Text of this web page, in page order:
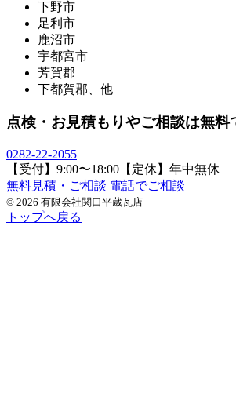
下野市
足利市
鹿沼市
宇都宮市
芳賀郡
下都賀郡、他
点検・お見積もりやご相談は無料
0282-22-2055
【受付】9:00〜18:00【定休】年中無休
無料見積・ご相談 電話でご相談
© 2026 有限会社関口平蔵瓦店
トップへ戻る